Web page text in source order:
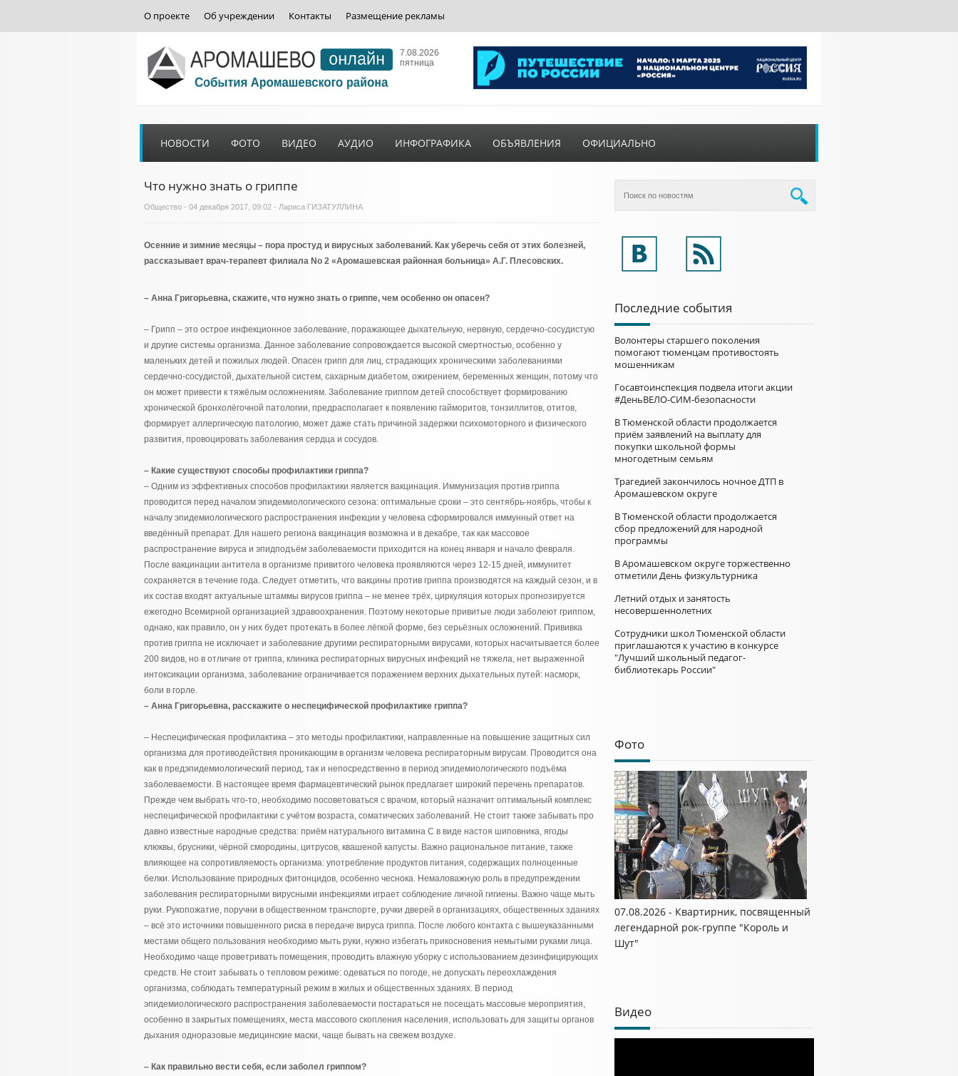
О проекте Об учреждении Контакты Размещение рекламы
7.08.2026
пятница
НОВОСТИ ФОТО ВИДЕО АУДИО ИНФОГРАФИКА ОБЪЯВЛЕНИЯ ОФИЦИАЛЬНО
Что нужно знать о гриппе
Общество - 04 декабря 2017, 09:02 - Лариса ГИЗАТУЛЛИНА
Осенние и зимние месяцы – пора простуд и вирусных заболеваний. Как уберечь себя от этих болезней,
рассказывает врач-терапевт филиала No 2 «Аромашевская районная больница» А.Г. Плесовских.
– Анна Григорьевна, скажите, что нужно знать о гриппе, чем особенно он опасен?
– Грипп – это острое инфекционное заболевание, поражающее дыхательную, нервную, сердечно-сосудистую
и другие системы организма. Данное заболевание сопровождается высокой смертностью, особенно у
маленьких детей и пожилых людей. Опасен грипп для лиц, страдающих хроническими заболеваниями
сердечно-сосудистой, дыхательной систем, сахарным диабетом, ожирением, беременных женщин, потому что
он может привести к тяжёлым осложнениям. Заболевание гриппом детей способствует формированию
хронической бронхолёгочной патологии, предрасполагает к появлению гайморитов, тонзиллитов, отитов,
формирует аллергическую патологию, может даже стать причиной задержки психомоторного и физического
развития, провоцировать заболевания сердца и сосудов.
– Какие существуют способы профилактики гриппа?
– Одним из эффективных способов профилактики является вакцинация. Иммунизация против гриппа
проводится перед началом эпидемиологического сезона: оптимальные сроки – это сентябрь-ноябрь, чтобы к
началу эпидемиологического распространения инфекции у человека сформировался иммунный ответ на
введённый препарат. Для нашего региона вакцинация возможна и в декабре, так как массовое
распространение вируса и эпидподъём заболеваемости приходится на конец января и начало февраля.
После вакцинации антитела в организме привитого человека проявляются через 12-15 дней, иммунитет
сохраняется в течение года. Следует отметить, что вакцины против гриппа производятся на каждый сезон, и в
их состав входят актуальные штаммы вирусов гриппа – не менее трёх, циркуляция которых прогнозируется
ежегодно Всемирной организацией здравоохранения. Поэтому некоторые привитые люди заболеют гриппом,
однако, как правило, он у них будет протекать в более лёгкой форме, без серьёзных осложнений. Прививка
против гриппа не исключает и заболевание другими респираторными вирусами, которых насчитывается более
200 видов, но в отличие от гриппа, клиника респираторных вирусных инфекций не тяжела, нет выраженной
интоксикации организма, заболевание ограничивается поражением верхних дыхательных путей: насморк,
боли в горле.
– Анна Григорьевна, расскажите о неспецифической профилактике гриппа?
– Неспецифическая профилактика – это методы профилактики, направленные на повышение защитных сил
организма для противодействия проникающим в организм человека респираторным вирусам. Проводится она
как в предэпидемиологический период, так и непосредственно в период эпидемиологического подъёма
заболеваемости. В настоящее время фармацевтический рынок предлагает широкий перечень препаратов.
Прежде чем выбрать что-то, необходимо посоветоваться с врачом, который назначит оптимальный комплекс
неспецифической профилактики с учётом возраста, соматических заболеваний. Не стоит также забывать про
давно известные народные средства: приём натурального витамина C в виде настоя шиповника, ягоды
клюквы, брусники, чёрной смородины, цитрусов, квашеной капусты. Важно рациональное питание, также
влияющее на сопротивляемость организма: употребление продуктов питания, содержащих полноценные
белки. Использование природных фитонцидов, особенно чеснока. Немаловажную роль в предупреждении
заболевания респираторными вирусными инфекциями играет соблюдение личной гигиены. Важно чаще мыть
руки. Рукопожатие, поручни в общественном транспорте, ручки дверей в организациях, общественных зданиях
– всё это источники повышенного риска в передаче вируса гриппа. После любого контакта с вышеуказанными
местами общего пользования необходимо мыть руки, нужно избегать прикосновения немытыми руками лица.
Необходимо чаще проветривать помещения, проводить влажную уборку с использованием дезинфицирующих
средств. Не стоит забывать о тепловом режиме: одеваться по погоде, не допускать переохлаждения
организма, соблюдать температурный режим в жилых и общественных зданиях. В период
эпидемиологического распространения заболеваемости постараться не посещать массовые мероприятия,
особенно в закрытых помещениях, места массового скопления населения, использовать для защиты органов
дыхания одноразовые медицинские маски, чаще бывать на свежем воздухе.
– Как правильно вести себя, если заболел гриппом?
Последние события
Волонтеры старшего поколения
помогают тюменцам противостоять
мошенникам
Госавтоинспекция подвела итоги акции
#ДеньВЕЛО-СИМ-безопасности
В Тюменской области продолжается
приём заявлений на выплату для
покупки школьной формы
многодетным семьям
Трагедией закончилось ночное ДТП в
Аромашевском округе
В Тюменской области продолжается
сбор предложений для народной
программы
В Аромашевском округе торжественно
отметили День физкультурника
Летний отдых и занятость
несовершеннолетних
Сотрудники школ Тюменской области
приглашаются к участию в конкурсе
"Лучший школьный педагог-
библиотекарь России"
Фото
07.08.2026 - Квартирник, посвященный
легендарной рок-группе "Король и
Шут"
Видео